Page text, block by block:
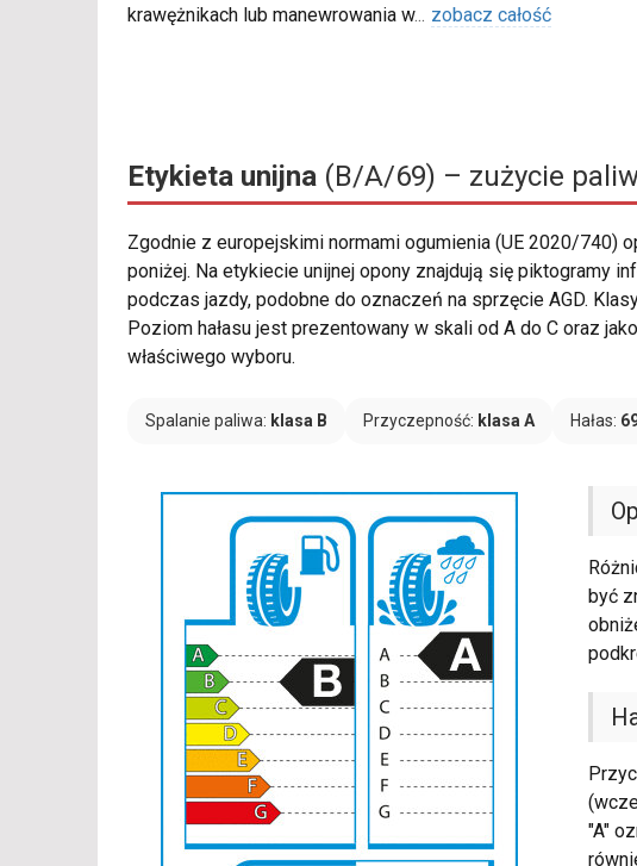
krawężnikach lub manewrowania w... zobacz całość
Etykieta unijna (B/A/69) – zużycie
Zgodnie z europejskimi normami ogumienia (UE 2020/740)
poniżej. Na etykiecie unijnej opony znajdują się piktogramy
podczas jazdy, podobne do oznaczeń na sprzęcie AGD.
Poziom hałasu jest prezentowany w skali od A do C oraz
właściwego wyboru.
Spalanie paliwa: klasa B Przyczepność: klasa A Hałas:
być
"A"